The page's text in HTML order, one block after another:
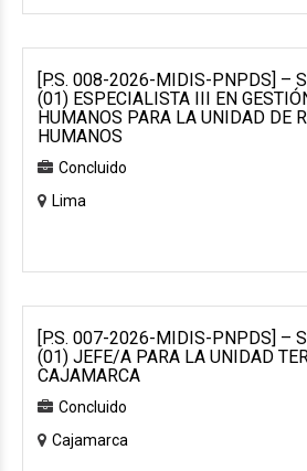
[P.S. 008-2026-MIDIS-PNPDS] –
(01) ESPECIALISTA III EN
HUMANOS PARA LA UNIDAD DE
HUMANOS
Concluido
Lima
[P.S. 007-2026-MIDIS-PNPDS] –
(01) JEFE/A PARA LA UNIDAD
CAJAMARCA
Concluido
Cajamarca